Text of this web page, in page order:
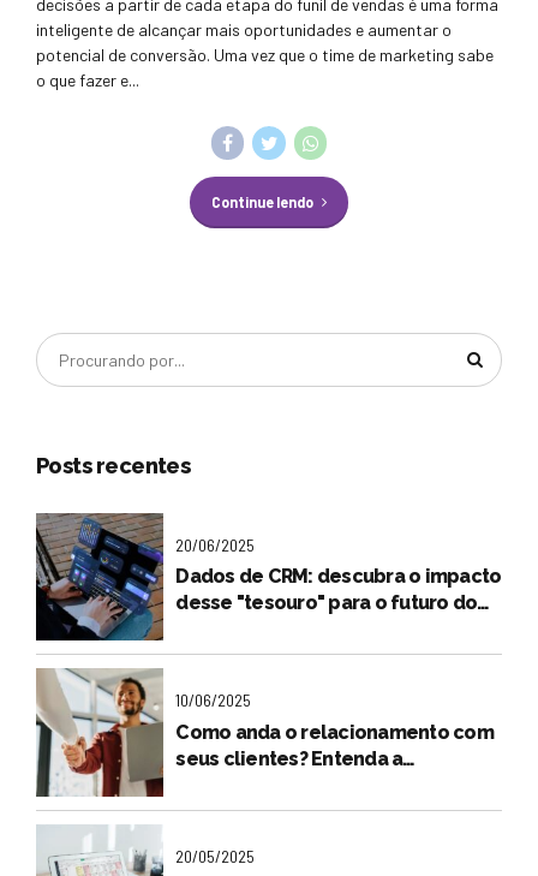
decisões a partir de cada etapa do funil de vendas é uma forma
inteligente de alcançar mais oportunidades e aumentar o
potencial de conversão. Uma vez que o time de marketing sabe
o que fazer e...
Continue lendo
Posts recentes
20/06/2025
Dados de CRM: descubra o impacto
desse "tesouro" para o futuro do
10/06/2025
Como anda o relacionamento com
seus clientes? Entenda a
jornada de compra
20/05/2025